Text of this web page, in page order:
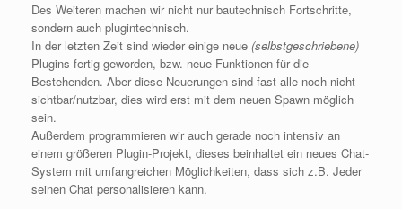
Des Weiteren machen wir nicht nur bautechnisch Fortschritte,
sondern auch plugintechnisch.
In der letzten Zeit sind wieder einige neue (selbstgeschriebene)
Plugins fertig geworden, bzw. neue Funktionen für die
Bestehenden. Aber diese Neuerungen sind fast alle noch nicht
sichtbar/nutzbar, dies wird erst mit dem neuen Spawn möglich
sein.
Außerdem programmieren wir auch gerade noch intensiv an
einem größeren Plugin-Projekt, dieses beinhaltet ein neues Chat-
System mit umfangreichen Möglichkeiten, dass sich z.B. Jeder
seinen Chat personalisieren kann.